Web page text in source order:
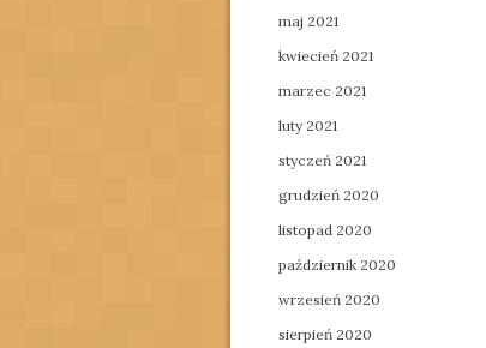
maj 2021
kwiecień 2021
marzec 2021
luty 2021
styczeń 2021
grudzień 2020
listopad 2020
październik 2020
wrzesień 2020
sierpień 2020